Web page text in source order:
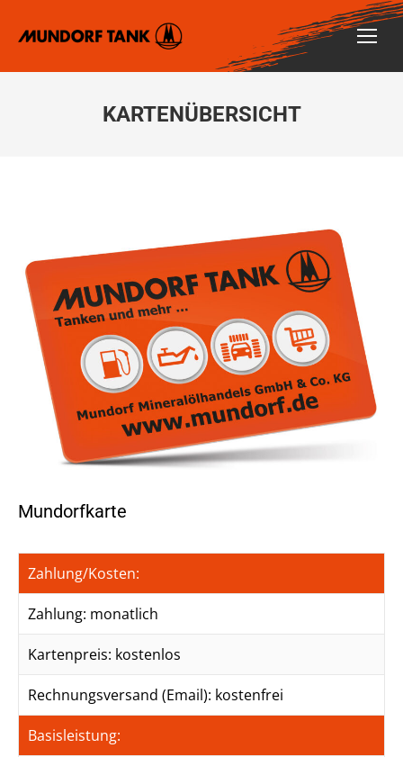
KARTENÜBERSICHT
Mundorfkarte
Zahlung/Kosten:
Zahlung: monatlich
Kartenpreis: kostenlos
Rechnungsversand (Email): kostenfrei
Basisleistung: